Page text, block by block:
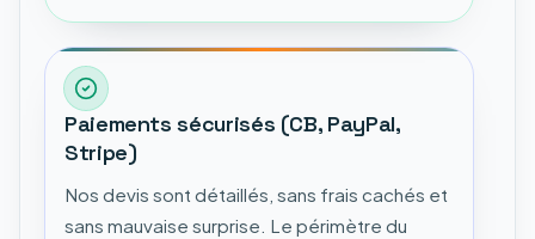
Paiements sécurisés (CB, PayPal,
Stripe)
Nos devis sont détaillés, sans frais cachés et
sans mauvaise surprise. Le périmètre du